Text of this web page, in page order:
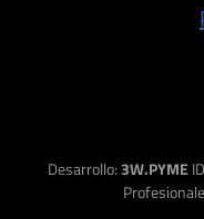
Desarrollo: 3W.PYME